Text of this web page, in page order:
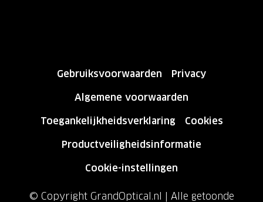
Gebruiksvoorwaarden
Privacy
Algemene voorwaarden
Toegankelijkheidsverklaring
Cookies
Productveiligheidsinformatie
Cookie-instellingen
© Copyright GrandOptical.nl | Alle getoonde